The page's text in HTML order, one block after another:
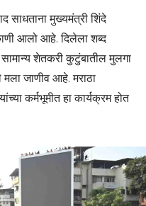
साधताना मुख्यमंत्री शिंदे
आलो आहे. दिलेला शब्द
सामान्य शेतकरी कुटुंबातील मुलगा
मला जाणीव आहे. मराठा
कर्मभूमीत हा कार्यक्रम होत